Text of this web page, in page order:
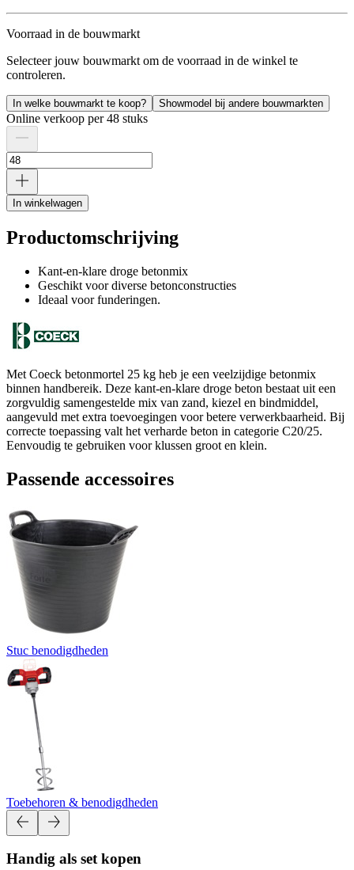
Voorraad in de bouwmarkt
Selecteer jouw bouwmarkt om de voorraad in de winkel te
controleren.
In welke bouwmarkt te koop? Showmodel bij andere bouwmarkten
Online verkoop per 48 stuks
In winkelwagen
Productomschrijving
Kant-en-klare droge betonmix
Geschikt voor diverse betonconstructies
Ideaal voor funderingen.
Met Coeck betonmortel 25 kg heb je een veelzijdige betonmix
binnen handbereik. Deze kant-en-klare droge beton bestaat uit een
zorgvuldig samengestelde mix van zand, kiezel en bindmiddel,
aangevuld met extra toevoegingen voor betere verwerkbaarheid. Bij
correcte toepassing valt het verharde beton in categorie C20/25.
Eenvoudig te gebruiken voor klussen groot en klein.
Passende accessoires
Stuc benodigdheden
Toebehoren & benodigdheden
Handig als set kopen